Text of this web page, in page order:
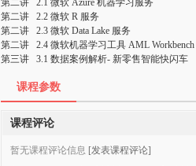
第二讲
2.1 微软 Azure 机器学习服务
第二讲
2.2 微软 R 服务
第二讲
2.3 微软 Data Lake 服务
第二讲
2.4 微软机器学习工具 AML
第三讲
3.1 数据案例解析- 新零售智能快闪车
课程参数
课程评论
暂无课程评论信息 [发表课程评论]